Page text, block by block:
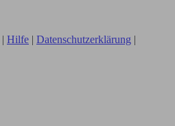
| Hilfe | Datenschutzerklärung |